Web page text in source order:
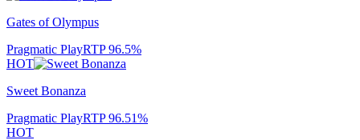
Gates of Olympus
Pragmatic PlayRTP96.5%
HOT
Sweet Bonanza
Pragmatic PlayRTP96.51%
HOT